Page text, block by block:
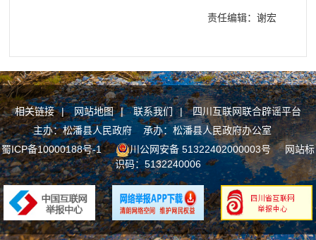
责任编辑：谢宏
相关链接 | 网站地图 | 联系我们 |
四川互联网联合辟谣平台
主办：松潘县人民政府 承办：松潘县人民政府办公室
蜀ICP备10000188号-1
川公网安备 51322402000003号网站标
识码：5132240006